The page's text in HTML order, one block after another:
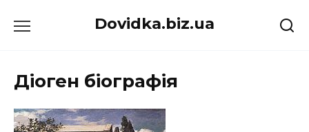
до
Dovidka.biz.ua
Діоген біографія